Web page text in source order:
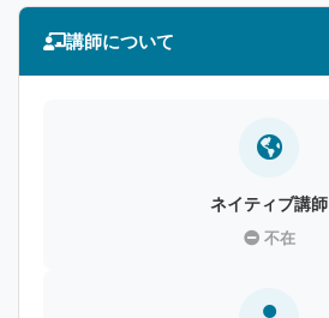
講師について
ネイティブ講師
不在